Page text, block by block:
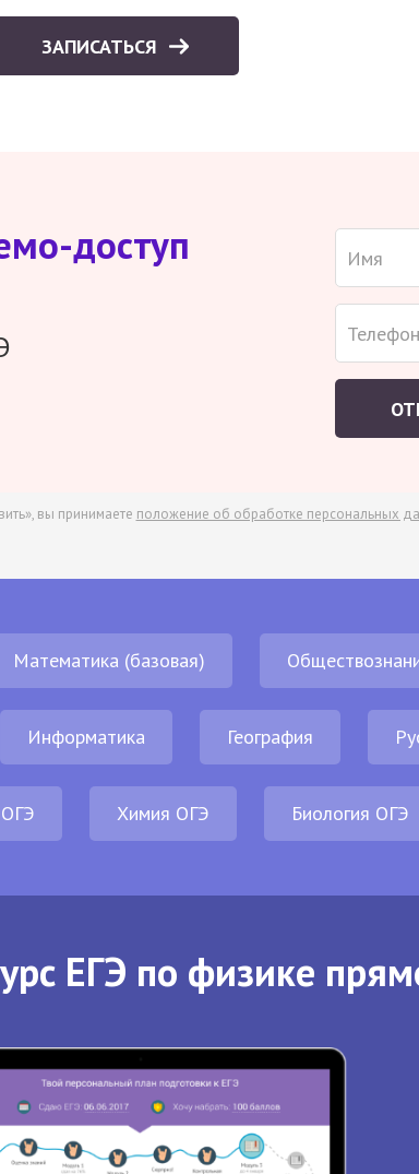
ЗАПИСАТЬСЯ
доступ
вы принимаете положение об обработке персональных
Математика (базовая)
Информатика География
Химия ОГЭ Биология ОГЭ
ЕГЭ по физике